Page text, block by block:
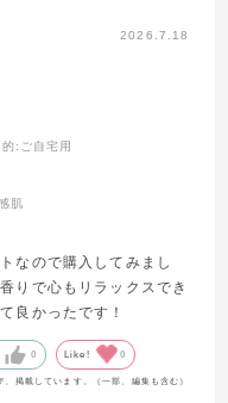
2026.7.18
:ご自宅用
肌
なので購入してみまし
りで心もリラックスでき
良かったです！
0 Like! 0
掲載しています。（一部、編集も含む）